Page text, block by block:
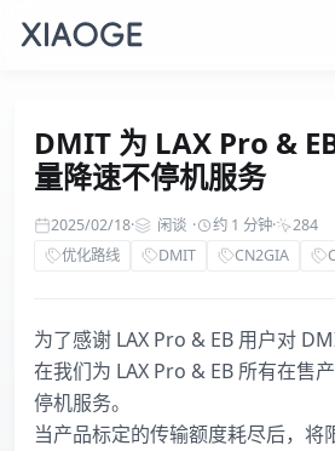
DMIT 为 LAX Pro &
量降速不停机服务
2025/02/18· 闲谈 · 约 1 分钟·
284
优化路线
DMIT CN2GIA
为了感谢 LAX Pro & EB 用户对
在我们为 LAX Pro & EB 所有在售
停机服务。
当产品标定的传输额度耗尽后，将